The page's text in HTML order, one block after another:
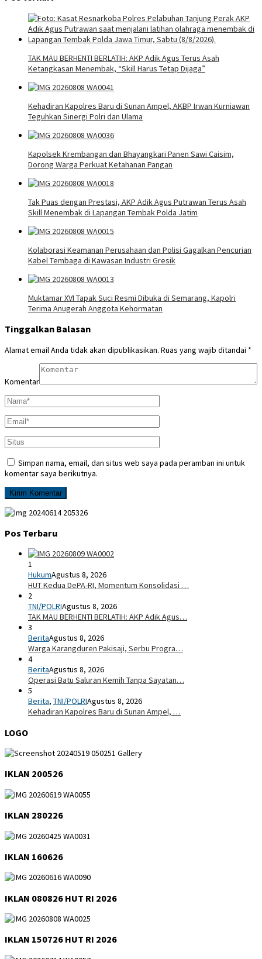
TAK MAU BERHENTI BERLATIH: AKP Adik Agus Terus Asah
Ketangkasan Menembak, “Skill Harus Tetap Dijaga”
Kehadiran Kapolres Baru di Sunan Ampel, AKBP Irwan Kurniawan
Teguhkan Sinergi Polri dan Ulama
Kapolsek Krembangan dan Bhayangkari Panen Sawi Caisim,
Dorong Warga Perkuat Ketahanan Pangan
Tak Puas dengan Prestasi, AKP Adik Agus Putrawan Terus Asah
Skill Menembak di Lapangan Tembak Polda Jatim
Kolaborasi Keamanan Perusahaan dan Polisi Gagalkan Pencurian
Kabel Tembaga di Kawasan Industri Gresik
Muktamar XVI Tapak Suci Resmi Dibuka di Semarang, Kapolri
Terima Anugerah Anggota Kehormatan
Tinggalkan Balasan
Alamat email Anda tidak akan dipublikasikan. Ruas yang wajib ditandai *
Komentar
Simpan nama, email, dan situs web saya pada peramban ini untuk
komentar saya berikutnya.
Pos Terbaru
1
HukumAgustus 8, 2026
HUT Kedua DePA-RI, Momentum Konsolidasi …
2
TNI/POLRIAgustus 8, 2026
TAK MAU BERHENTI BERLATIH: AKP Adik Agus…
3
BeritaAgustus 8, 2026
Warga Karangduren Pakisaji, Serbu Progra…
4
BeritaAgustus 8, 2026
Operasi Batu Saluran Kemih Tanpa Sayatan…
5
Berita, TNI/POLRIAgustus 8, 2026
Kehadiran Kapolres Baru di Sunan Ampel, …
LOGO
IKLAN 200526
IKLAN 280226
IKLAN 160626
IKLAN 080826 HUT RI 2026
IKLAN 150726 HUT RI 2026